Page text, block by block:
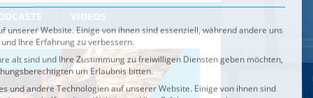
VIDEOS
IM BRENNPUNKT
Service-Gruppen, für die eine Einwilligung erteilt werden
Speichern
Alle akzeptieren